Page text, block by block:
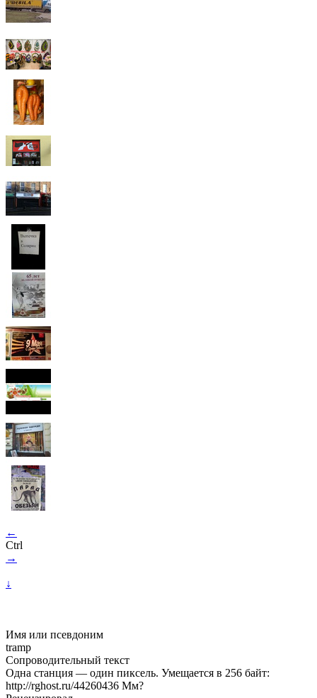
←
Ctrl
→
↓
Имя или псевдоним
tramp
Сопроводительный текст
Одна станция — один пиксель. Умещается в 256 байт:
http://rghost.ru/44260436 Мм?